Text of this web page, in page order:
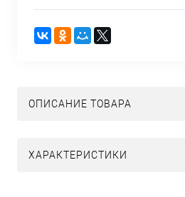
ОПИСАНИЕ ТОВАРА
ХАРАКТЕРИСТИКИ